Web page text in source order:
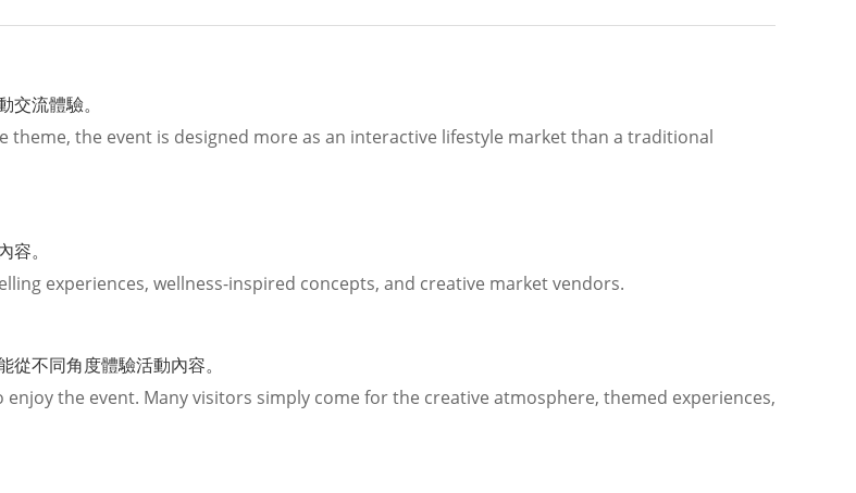
流體驗。
the event is designed more as an interactive lifestyle market than a traditional
。
experiences, wellness-inspired concepts, and creative market vendors.
不同角度體驗活動內容。
the event. Many visitors simply come for the creative atmosphere, themed experiences,